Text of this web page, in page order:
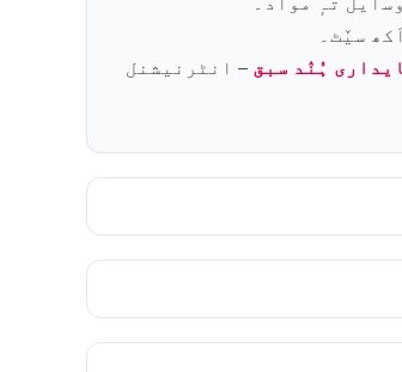
سیٚٹ۔
ہُنٛد سبق – انٹرنیشنل